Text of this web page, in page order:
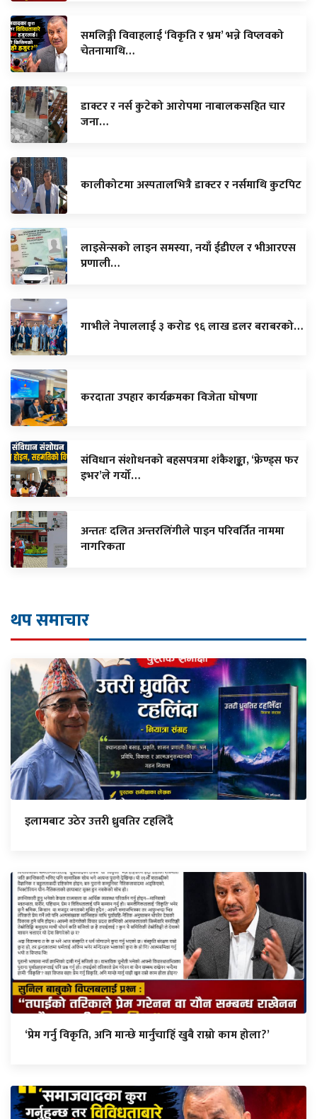
समलिङ्गी विवाहलाई ‘विकृति र भ्रम’ भन्ने विप्लवको
चेतनामाथि…
डाक्टर र नर्स कुटेको आरोपमा नाबालकसहित चार
जना…
कालीकोटमा अस्पतालभित्रै डाक्टर र नर्समाथि कुटपिट
लाइसेन्सको लाइन समस्या, नयाँ ईडीएल र भीआरएस
प्रणाली…
गाभीले नेपाललाई ३ करोड ९६ लाख डलर बराबरको…
करदाता उपहार कार्यक्रमका विजेता घाेषणा
संविधान संशोधनको बहसपत्रमा शंकैशङ्का, ‘फ्रेण्ड्स फर
इभर’ले गर्यो…
अन्ततः दलित अन्तरलिंगीले पाइन परिवर्तित नाममा
नागरिकता
थप समाचार
इलामबाट उठेर उत्तरी ध्रुवतिर टहलिँदै
‘प्रेम गर्नु विकृति, अनि मान्छे मार्नुचाहिँ खुबै राम्रो काम होला?’